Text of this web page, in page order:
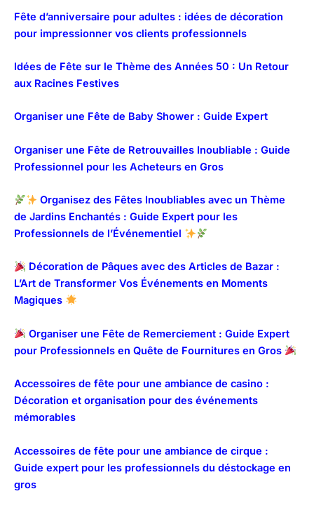
Fête d’anniversaire pour adultes : idées de décoration
pour impressionner vos clients professionnels
Idées de Fête sur le Thème des Années 50 : Un Retour
aux Racines Festives
Organiser une Fête de Baby Shower : Guide Expert
Organiser une Fête de Retrouvailles Inoubliable : Guide
Professionnel pour les Acheteurs en Gros
Organisez des Fêtes Inoubliables avec un Thème
de Jardins Enchantés : Guide Expert pour les
Professionnels de l’Événementiel
Décoration de Pâques avec des Articles de Bazar :
L’Art de Transformer Vos Événements en Moments
Magiques
Organiser une Fête de Remerciement : Guide Expert
pour Professionnels en Quête de Fournitures en Gros
Accessoires de fête pour une ambiance de casino :
Décoration et organisation pour des événements
mémorables
Accessoires de fête pour une ambiance de cirque :
Guide expert pour les professionnels du déstockage en
gros